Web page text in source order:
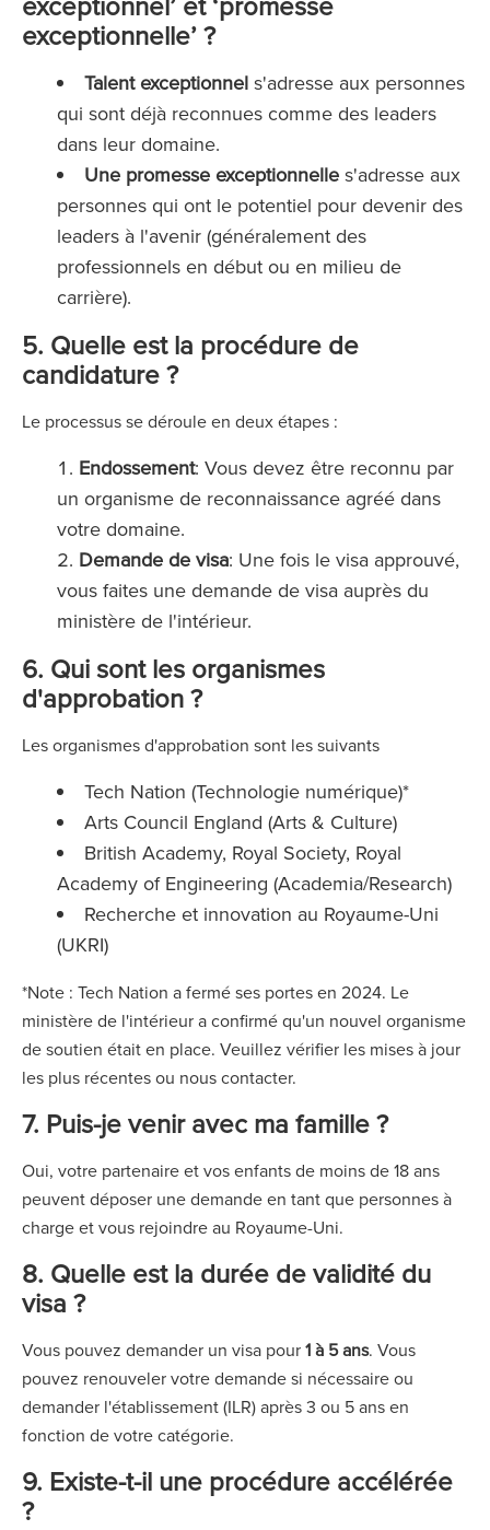
exceptionnelle’ ?
Talent exceptionnel s'adresse aux personnes
qui sont déjà reconnues comme des leaders
dans leur domaine.
Une promesse exceptionnelle s'adresse aux
personnes qui ont le potentiel pour devenir des
leaders à l'avenir (généralement des
professionnels en début ou en milieu de
carrière).
5. Quelle est la procédure de
candidature ?
Le processus se déroule en deux étapes :
Endossement: Vous devez être reconnu par
un organisme de reconnaissance agréé dans
votre domaine.
Demande de visa: Une fois le visa approuvé,
vous faites une demande de visa auprès du
ministère de l'intérieur.
6. Qui sont les organismes
d'approbation ?
Les organismes d'approbation sont les suivants
Tech Nation (Technologie numérique)*
Arts Council England (Arts & Culture)
British Academy, Royal Society, Royal
Academy of Engineering (Academia/Research)
Recherche et innovation au Royaume-Uni
(UKRI)
*Note : Tech Nation a fermé ses portes en 2024. Le
ministère de l'intérieur a confirmé qu'un nouvel organisme
de soutien était en place. Veuillez vérifier les mises à jour
les plus récentes ou nous contacter.
7. Puis-je venir avec ma famille ?
Oui, votre partenaire et vos enfants de moins de 18 ans
peuvent déposer une demande en tant que personnes à
charge et vous rejoindre au Royaume-Uni.
8. Quelle est la durée de validité du
visa ?
Vous pouvez demander un visa pour1 à 5 ans. Vous
pouvez renouveler votre demande si nécessaire ou
demander l'établissement (ILR) après 3 ou 5 ans en
fonction de votre catégorie.
9. Existe-t-il une procédure accélérée
?